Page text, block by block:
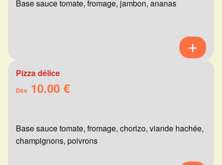
Base sauce tomate, fromage, jambon, ananas
Pizza délice
Dès 10.00 €
Base sauce tomate, fromage, chorizo, viande hachée,
champignons, poivrons